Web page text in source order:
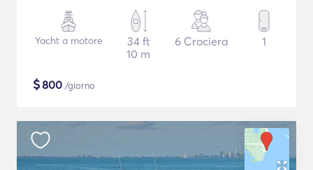
Yacht a motore
34 ft
10 m
6 Crociera 1
$800 /giorno